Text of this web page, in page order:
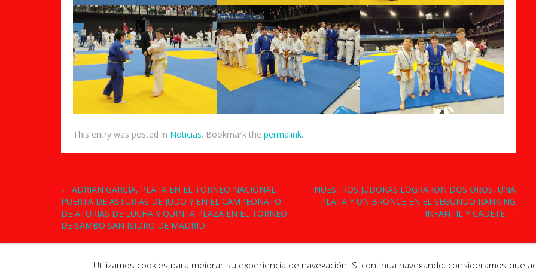
This entry was posted in Noticias. Bookmark the permalink.
Post
navigation
← ADRIAN GARCÍA, PLATA EN EL TORNEO NACIONAL
PUERTA DE ASTURIAS DE JUDO Y EN EL CAMPEONATO
DE ATURIAS DE LUCHA Y QUINTA PLAZA EN EL TORNEO
DE SAMBO SAN ISIDRO DE MADRID
NUESTROS JUDOKAS LOGRARON DOS OROS, UNA
PLATA Y UN BRONCE EN EL SEGUNDO RANKING
INFANTIL Y CADETE →
Utilizamos cookies para mejorar su experiencia de navegación. Si continua navegando, consideramos que